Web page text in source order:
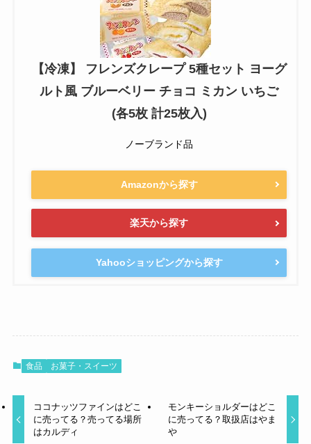
【冷凍】 フレンズクレープ 5種セット ヨーグ
ルト風 ブルーベリー チョコ ミカン いちご
(各5枚 計25枚入)
ノーブランド品
Amazonから探す
楽天から探す
Yahooショッピングから探す
食品 お菓子・スイーツ
ココナッツファインはどこ
に売ってる？売ってる場所
はカルディ
モンキーショルダーはどこ
に売ってる？取扱店はやま
や